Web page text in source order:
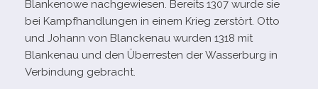
Blankenowe nach­ge­wie­sen. Bereits 1307 wurde sie
bei Kampfhandlungen in einem Krieg zer­stört. Otto
und Johann von Blanckenau wur­den 1318 mit
Blankenau und den Überresten der Wasserburg in
Verbindung gebracht.